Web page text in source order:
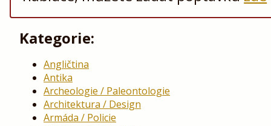
Kategorie:
Angličtina
Antika
Archeologie / Paleontologie
Architektura / Design
Armáda / Policie